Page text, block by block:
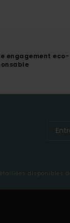
engagement eco-
disponibles